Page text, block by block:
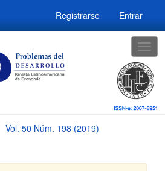
Registrarse Entrar
Vol. 50 Núm. 198 (2019)